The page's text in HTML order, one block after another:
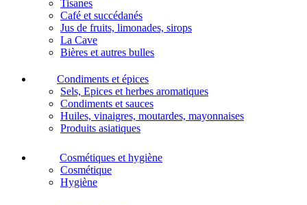
Tisanes
Café et succédanés
Jus de fruits, limonades, sirops
La Cave
Bières et autres bulles
Condiments et épices
Sels, Epices et herbes aromatiques
Condiments et sauces
Huiles, vinaigres, moutardes, mayonnaises
Produits asiatiques
Cosmétiques et hygiène
Cosmétique
Hygiène